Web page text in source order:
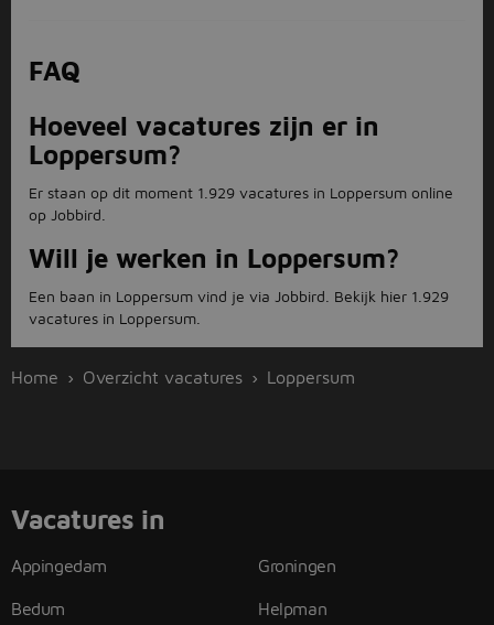
FAQ
Hoeveel vacatures zijn er in
Loppersum?
Er staan op dit moment 1.929 vacatures in Loppersum online
op Jobbird.
Will je werken in Loppersum?
Een baan in Loppersum vind je via Jobbird. Bekijk hier 1.929
vacatures in Loppersum.
Home Overzicht vacatures Loppersum
Vacatures in
Appingedam
Bedum
Groningen
Helpman